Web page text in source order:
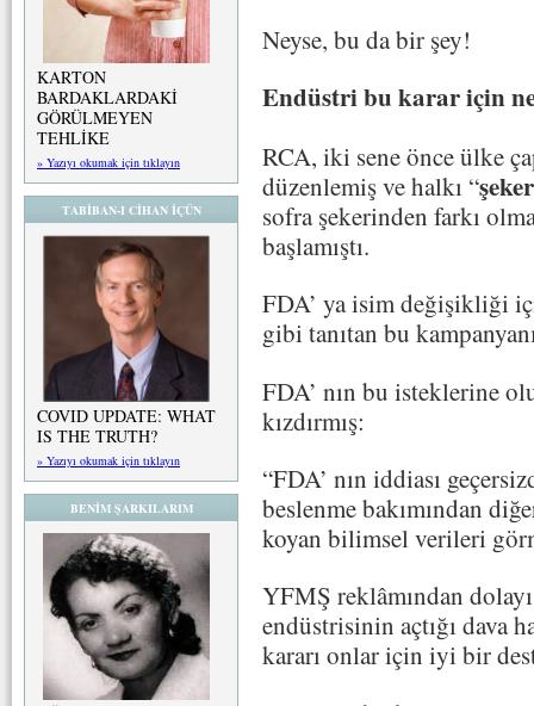
KARTON
BARDAKLARDAKİ
GÖRÜLMEYEN
TEHLİKE
» Yazıyı okumak için tıklayın
TABİBAN-I CİHAN İÇÜN
COVID UPDATE: WHAT
IS THE TRUTH?
» Yazıyı okumak için tıklayın
BENİM ŞARKILARIM
Neyse, bu da bir şey!
Endüstri bu karar için
RCA, iki sene önce ülke
düzenlemiş ve halkı “
sofra şekerinden farkı
başlamıştı.
FDA’ ya isim değişikliği
gibi tanıtan bu
FDA’ nın bu isteklerine
kızdırmış:
“FDA’ nın iddiası
beslenme bakımından
koyan bilimsel verileri
YFMŞ reklâmından
endüstrisinin açtığı dava
kararı onlar için iyi bir